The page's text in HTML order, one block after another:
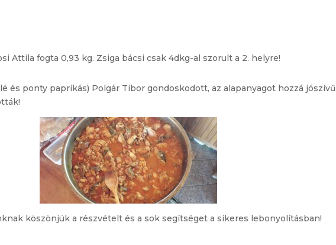
Attila fogta 0,93 kg. Zsiga bácsi csak 4dkg-al szorult a 2. helyre!
és ponty paprikás) Polgár Tibor gondoskodott, az alapanyagot hozzá jószívű
köszönjük a részvételt és a sok segítséget a sikeres lebonyolításban!